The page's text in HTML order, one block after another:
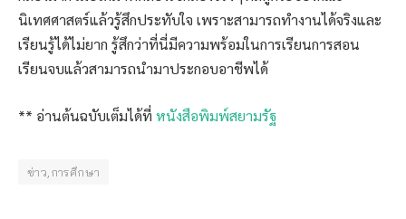
นิเทศศาสตร์แล้วรู้สึกประทับใจ เพราะสามารถทำงานได้จริงและ
เรียนรู้ได้ไม่ยาก รู้สึกว่าที่นี่มีความพร้อมในการเรียนการสอน
เรียนจบแล้วสามารถนำมาประกอบอาชีพได้
** อ่านต้นฉบับเต็มได้ที่ หนังสือพิมพ์สยามรัฐ
ข่าว,การศึกษา